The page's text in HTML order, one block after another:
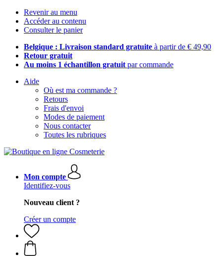
Revenir au menu
Accéder au contenu
Consulter le panier
Belgique : Livraison standard gratuite à partir de € 49,90
Retour gratuit
Au moins 1 échantillon gratuit par commande
Aide
Où est ma commande ?
Retours
Frais d'envoi
Modes de paiement
Nous contacter
Toutes les rubriques
Mon compte
Identifiez-vous
Nouveau client ?
Créer un compte